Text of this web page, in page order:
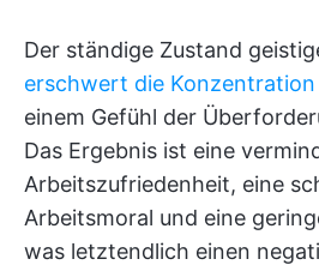
Der ständige Zustand
erschwert die Konzentration
einem Gefühl der
Das Ergebnis ist eine
Arbeitszufriedenheit, eine
Arbeitsmoral und eine
was letztendlich einen